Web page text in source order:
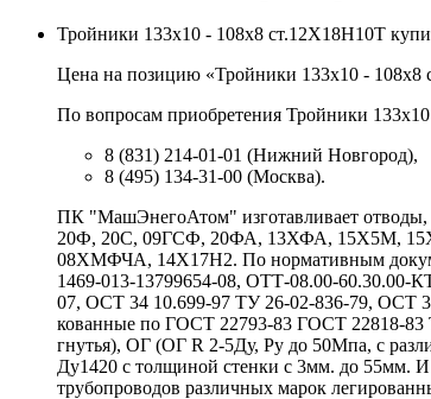
Тройники 133х10 - 108х8 ст.12Х18Н10Т
Цена на позицию «Тройники 133х10 - 108х8
По вопросам приобретения Тройники
8 (831) 214-01-01 (Нижний Новгород),
8 (495) 134-31-00 (Москва).
ПК "МашЭнегоАтом" изготавливает
20Ф, 20С, 09ГСФ, 20ФА, 13ХФА, 15Х5М,
08ХМФЧА, 14Х17Н2. По нормативным
1469-013-13799654-08, ОТТ-08.00-
07, ОСТ 34 10.699-97 ТУ 26-02-836-79, ОСТ
кованные по ГОСТ 22793-83 ГОСТ 22818-
гнутья), ОГ (ОГ R 2-5Ду, Ру до 50Мпа, с
Ду1420 с толщиной стенки с 3мм. до 55мм.
трубопроводов различных марок